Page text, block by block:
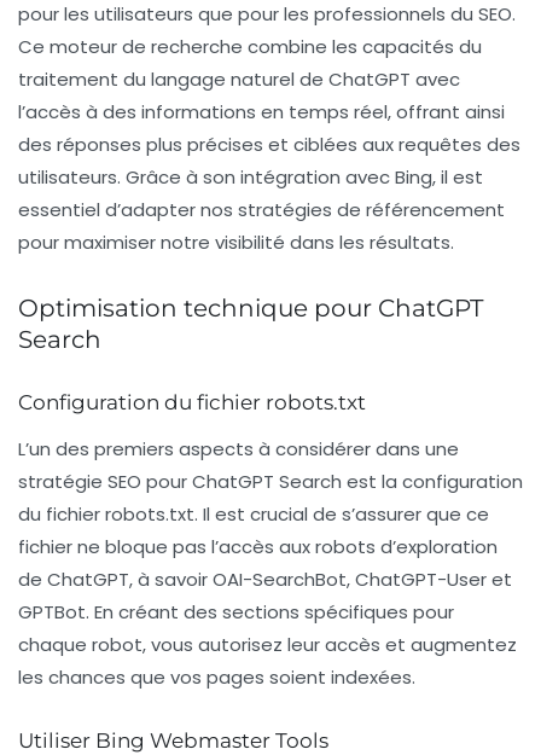
pour les utilisateurs que pour les professionnels du SEO.
Ce moteur de recherche combine les capacités du
traitement du langage naturel de ChatGPT avec
l’accès à des informations en temps réel, offrant ainsi
des réponses plus précises et ciblées aux requêtes des
utilisateurs. Grâce à son intégration avec Bing, il est
essentiel d’adapter nos stratégies de référencement
pour maximiser notre visibilité dans les résultats.
Optimisation technique pour ChatGPT
Search
Configuration du fichier robots.txt
L’un des premiers aspects à considérer dans une
stratégie SEO pour ChatGPT Search est la configuration
du fichierrobots.txt. Il est crucial de s’assurer que ce
fichier ne bloque pas l’accès aux robots d’exploration
de ChatGPT, à savoir OAI-SearchBot, ChatGPT-User et
GPTBot. En créant des sections spécifiques pour
chaque robot, vous autorisez leur accès et augmentez
les chances que vos pages soient indexées.
Utiliser Bing Webmaster Tools